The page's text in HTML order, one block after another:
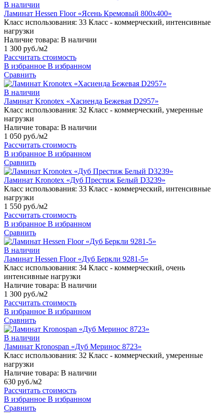
В наличии
Ламинат Hessen Floor «Ясень Кремовый 800х400»
Класс использования: 33 Класс - коммерческий, интенсивные
нагрузки
Наличие товара: В наличии
1 300 руб./м2
Рассчитать стоимость
В избранное В избранном
Сравнить
В наличии
Ламинат Kronotex «Хасиенда Бежевая D2957»
Класс использования: 32 Класс - коммерческий, умеренные
нагрузки
Наличие товара: В наличии
1 050 руб./м2
Рассчитать стоимость
В избранное В избранном
Сравнить
Ламинат Kronotex «Дуб Престиж Белый D3239»
Класс использования: 33 Класс - коммерческий, интенсивные
нагрузки
1 550 руб./м2
Рассчитать стоимость
В избранное В избранном
Сравнить
В наличии
Ламинат Hessen Floor «Дуб Беркли 9281-5»
Класс использования: 34 Класс - коммерческий, очень
интенсивные нагрузки
Наличие товара: В наличии
1 300 руб./м2
Рассчитать стоимость
В избранное В избранном
Сравнить
В наличии
Ламинат Kronospan «Дуб Меринос 8723»
Класс использования: 32 Класс - коммерческий, умеренные
нагрузки
Наличие товара: В наличии
630 руб./м2
Рассчитать стоимость
В избранное В избранном
Сравнить